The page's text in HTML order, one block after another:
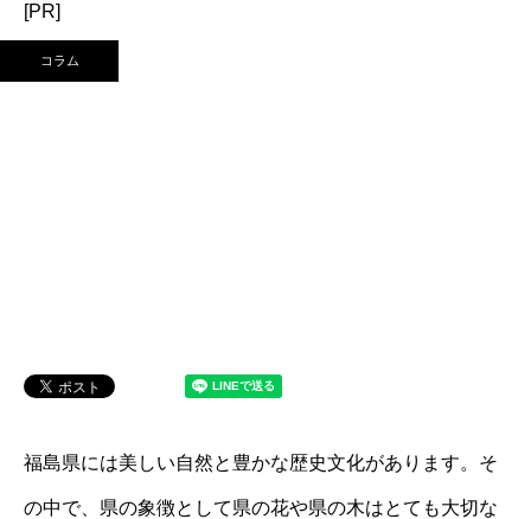
[PR]
コラム
福島県には美しい自然と豊かな歴史文化があります。そ
の中で、県の象徴として県の花や県の木はとても大切な